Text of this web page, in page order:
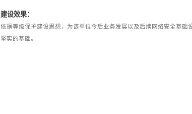
建设效果：
依据等级保护建设思想，为该单位今后业务发展以及后续网络安全基础
坚实的基础。